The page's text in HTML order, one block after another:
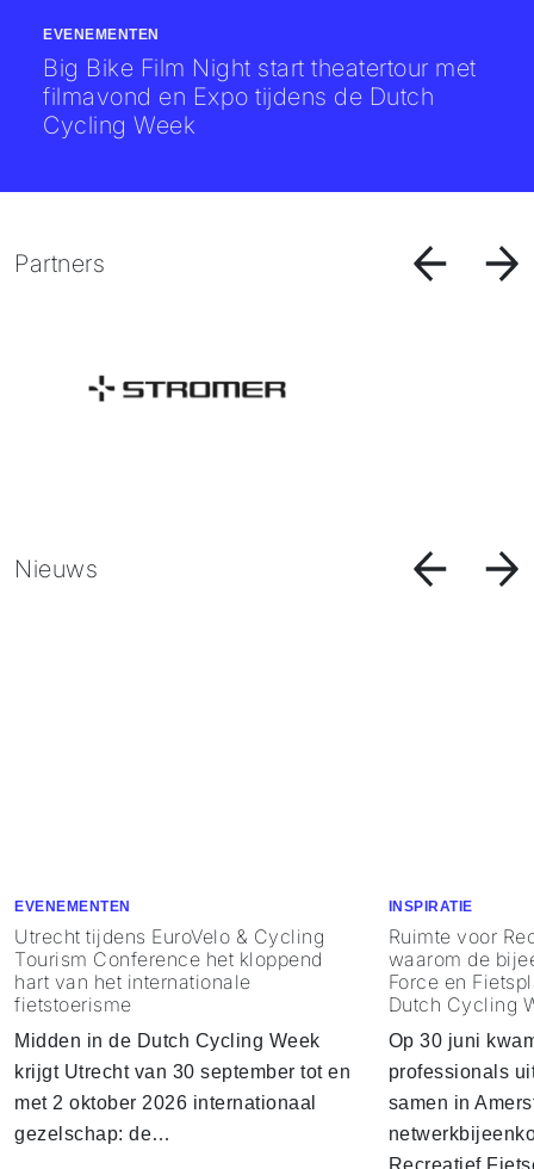
EVENEMENTEN
Big Bike Film Night start theatertour met
filmavond en Expo tijdens de Dutch
Cycling Week
Partners
Nieuws
EVENEMENTEN
Utrecht tijdens EuroVelo & Cycling
Tourism Conference het kloppend
hart van het internationale
fietstoerisme
Midden in de Dutch Cycling Week
krijgt Utrecht van 30 september tot en
met 2 oktober 2026 internationaal
gezelschap: de…
INSPIRATIE
Ruimte voor
waarom de
Force en
Dutch Cycling
Op 30 juni
professionals
samen in